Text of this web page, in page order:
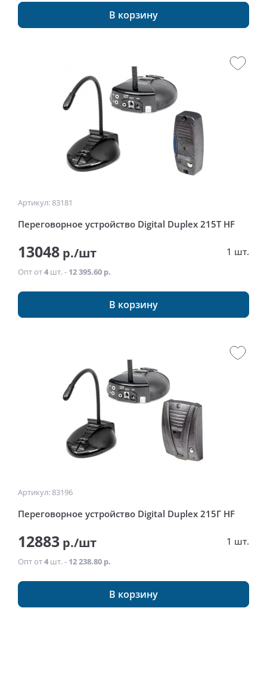
В корзину
Артикул: 83181
Переговорное устройство Digital Duplex 215Т HF
13048 р./шт 1 шт.
Опт от4 шт. - 12 395.60 р.
В корзину
Артикул: 83196
Переговорное устройство Digital Duplex 215Г HF
12883 р./шт 1 шт.
Опт от4 шт. - 12 238.80 р.
В корзину